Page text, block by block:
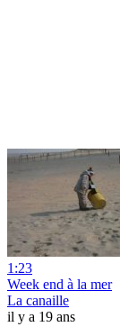
1:23
Week end à la mer
La canaille
il y a 19 ans